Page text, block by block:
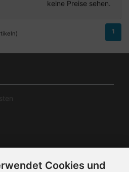
keine Preise sehen.
1
Cookies und